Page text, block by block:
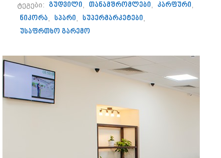
ტეგები: გუდვილი, თანამშრომლები, კარფური,
ნიკორა, სპარი, სუპერმარკეტები,
უსაფრთხო გარემო